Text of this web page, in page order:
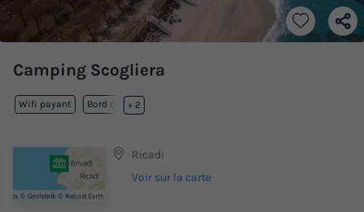
Camping Scogliera
Wifi payant Bord de mer
+ 2
Ricadi
Voir sur la carte